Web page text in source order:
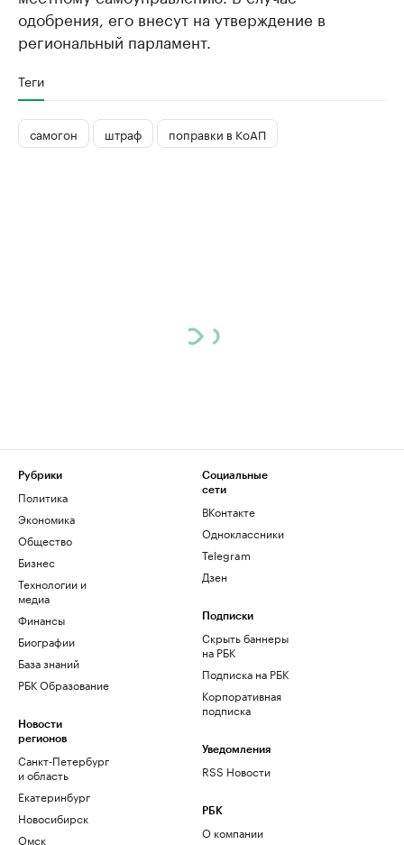
одобрения, его внесут на утверждение в
региональный парламент.
Теги
самогон штраф поправки в КоАП
Рубрики
Политика
Экономика
Общество
Бизнес
Технологии и
медиа
Финансы
Биографии
База знаний
РБК Образование
Новости
регионов
Санкт-Петербург
и область
Екатеринбург
Новосибирск
Омск
Социальные
сети
ВКонтакте
Одноклассники
Telegram
Дзен
Подписки
Скрыть баннеры
на РБК
Подписка на РБК
Корпоративная
подписка
Уведомления
RSS Новости
РБК
О компании